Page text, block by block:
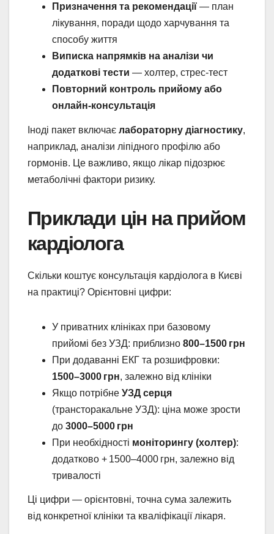
Призначення та рекомендації — план
лікування, поради щодо харчування та
способу життя
Виписка напрямків на аналізи чи
додаткові тести — холтер, стрес-тест
Повторний контроль прийому або
онлайн-консультація
Іноді пакет включає лабораторну діагностику,
наприклад, аналізи ліпідного профілю або
гормонів. Це важливо, якщо лікар підозрює
метаболічні фактори ризику.
Приклади цін на прийом
кардіолога
Скільки коштує консультація кардіолога в Києві
на практиці? Орієнтовні цифри:
У приватних клініках при базовому
прийомі без УЗД: приблизно 800–1500 грн
При додаванні ЕКГ та розшифровки:
1500–3000 грн, залежно від клініки
Якщо потрібне УЗД серця
(трансторакальне УЗД): ціна може зрости
до 3000–5000 грн
При необхідності моніторингу (холтер):
додатково + 1500–4000 грн, залежно від
тривалості
Ці цифри — орієнтовні, точна сума залежить
від конкретної клініки та кваліфікації лікаря.